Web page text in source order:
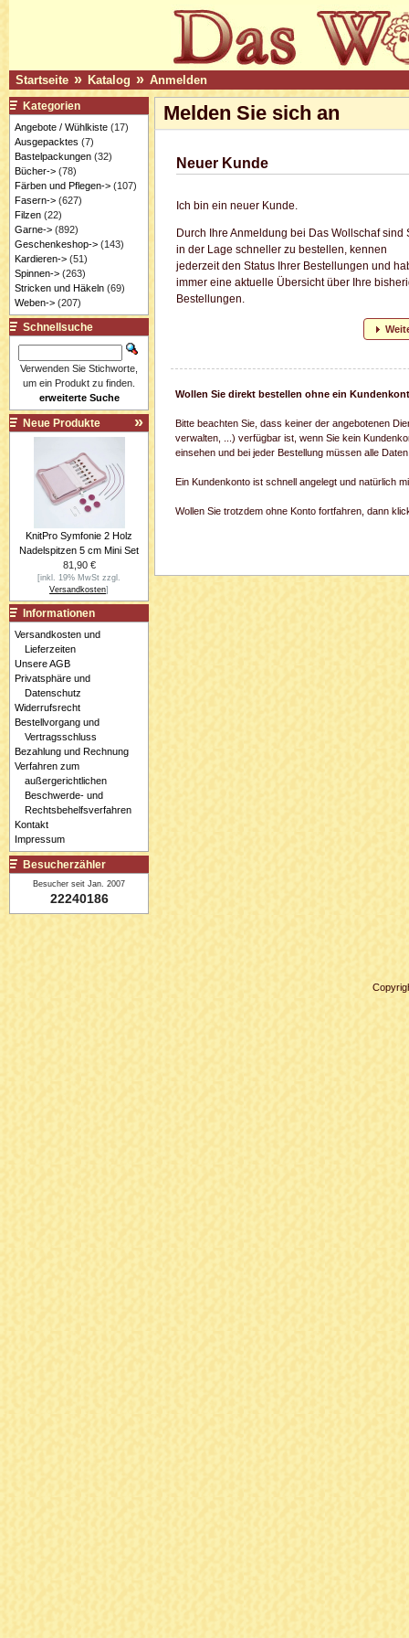
Startseite » Katalog » Anmelden
Melden Sie sich an
Neuer Kunde
Ich bin ein neuer Kunde.
Durch Ihre Anmeldung bei Das Wollschaf sind
in der Lage schneller zu bestellen, kennen
jederzeit den Status Ihrer Bestellungen und
immer eine aktuelle Übersicht über Ihre
Bestellungen.
Wollen Sie direkt bestellen ohne ein
Bitte beachten Sie, dass keiner der angebotenen
verwalten, ...) verfügbar ist, wenn Sie kein
einsehen und bei jeder Bestellung müssen alle
Ein Kundenkonto ist schnell angelegt und natürlich
Wollen Sie trotzdem ohne Konto fortfahren, dann
Kategorien
Angebote / Wühlkiste(17)
Ausgepacktes (7)
Bastelpackungen(32)
Bücher->(78)
Färben und Pflegen->(107)
Fasern->(627)
Filzen(22)
Garne->(892)
Geschenkeshop->(143)
Kardieren->(51)
Spinnen->(263)
Stricken und Häkeln(69)
Weben->(207)
Schnellsuche
Verwenden Sie Stichworte,
um ein Produkt zu finden.
erweiterte Suche
Neue Produkte
KnitPro Symfonie 2 Holz
Nadelspitzen 5 cm Mini Set
81,90 €
[inkl. 19% MwSt zzgl.
Versandkosten]
Informationen
Versandkosten und
Lieferzeiten
Unsere AGB
Privatsphäre und
Datenschutz
Widerrufsrecht
Bestellvorgang und
Vertragsschluss
Bezahlung und Rechnung
Verfahren zum
außergerichtlichen
Beschwerde- und
Rechtsbehelfsverfahren
Kontakt
Impressum
Besucherzähler
Besucher seit Jan. 2007
22240186